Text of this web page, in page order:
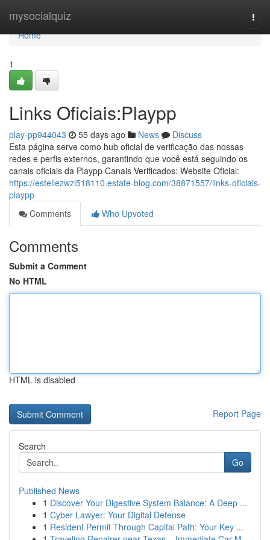
mysocialquiz
Home
Home
1
Links Oficiais:Playpp
play-pp944043 55 days ago News
Discuss
Esta página serve como hub oficial de verificação das nossas
redes e perfis externos, garantindo que você está seguindo os
canais oficiais da Playpp Canais Verificados: Website Oficial:
https://estellezwzi518110.estate-blog.com/38871557/links-oficiais-
playpp
Comments
Who Upvoted
Comments
Submit a Comment
No HTML
HTML is disabled
Report Page
Search
Go
Published News
1 Discover Your Digestive System Balance: A Deep ...
1 Cyber Lawyer: Your Digital Defense
1 Resident Permit Through Capital Path: Your Key ...